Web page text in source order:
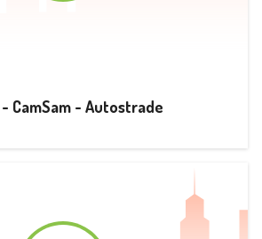
CamSam - Autostrade